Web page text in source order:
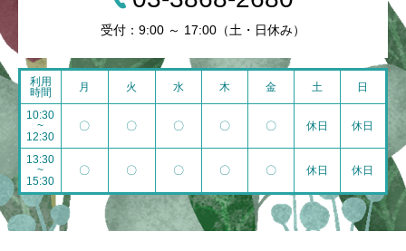
受付：9:00 ～ 17:00（土・日休み）
利用
時間
月 火 水 木 金 土 日
10:30
~
12:30
〇 〇 〇 〇 〇 休日 休日
13:30
~
15:30
〇 〇 〇 〇 〇 休日 休日